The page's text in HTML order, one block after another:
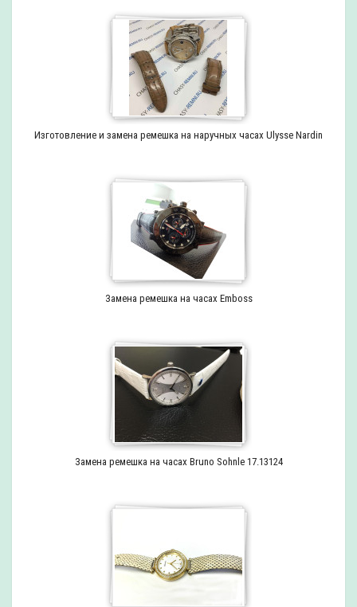
Изготовление и замена ремешка на наручных часах Ulysse Nardin
Замена ремешка на часах Emboss
Замена ремешка на часах Bruno Sohnle 17.13124